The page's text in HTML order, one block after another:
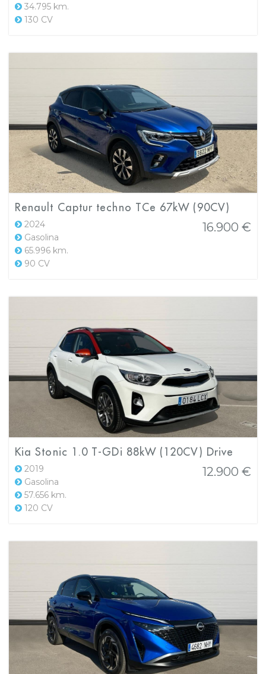
34.795 km.
130 CV
Renault Captur techno TCe 67kW (90CV)
2024
Gasolina
65.996 km.
90 CV
16.900 €
Kia Stonic 1.0 T-GDi 88kW (120CV) Drive
2019
Gasolina
57.656 km.
120 CV
12.900 €